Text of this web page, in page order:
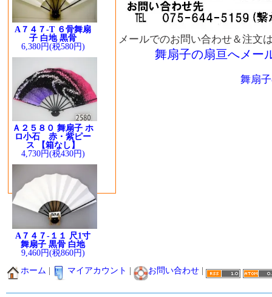
A７４７-T ６骨舞扇
子 白地 黒骨
6,380円(税580円)
Ａ２５８０ 舞扇子 ホ
ロ小石 赤・紫ピー
ス 【箱なし】
4,730円(税430円)
A７４７-１１ 尺1寸
舞扇子 黒骨 白地
9,460円(税860円)
メールでのお問い合わせ＆注文
舞扇子の扇亘へメー
舞扇
ホーム マイアカウント お問い合わせ